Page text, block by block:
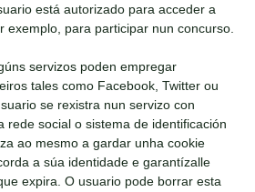
está autorizado para acceder a
exemplo, para participar nun concurso.
servizos poden empregar
tales como Facebook, Twitter ou
se rexistra nun servizo con
rede social o sistema de identificación
ao mesmo a gardar unha cookie
a súa identidade e garantízalle
expira. O usuario pode borrar esta